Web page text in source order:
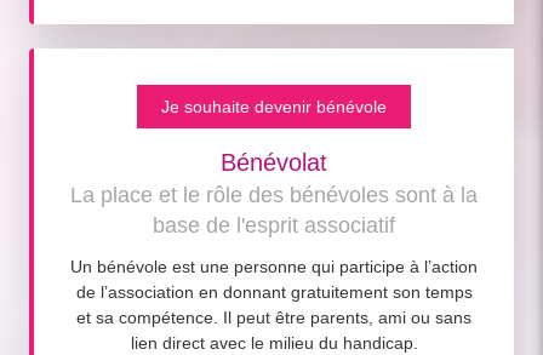
Je souhaite devenir bénévole
Bénévolat
La place et le rôle des bénévoles sont à la
base de l'esprit associatif
Un bénévole est une personne qui participe à l’action
de l’association en donnant gratuitement son temps
et sa compétence. Il peut être parents, ami ou sans
lien direct avec le milieu du handicap.